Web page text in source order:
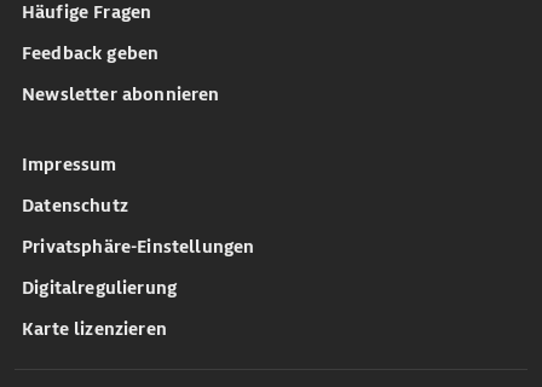
Häufige Fragen
Feedback geben
Newsletter abonnieren
Impressum
Datenschutz
Privatsphäre-Einstellungen
Digitalregulierung
Karte lizenzieren